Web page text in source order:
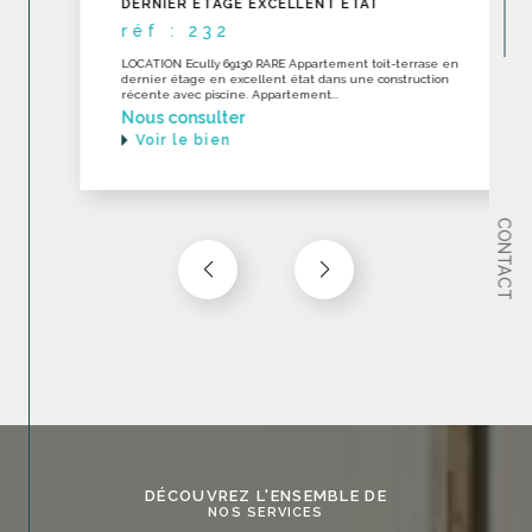
CONTACT
DERNIER ÉTAGE EXCELLENT ÉTAT
réf : 232
LOCATION Ecully 69130 RARE Appartement toit-terrase en
dernier étage en excellent état dans une construction
récente avec piscine. Appartement...
Nous consulter
Voir le bien
DÉCOUVREZ L'ENSEMBLE DE
NOS SERVICES